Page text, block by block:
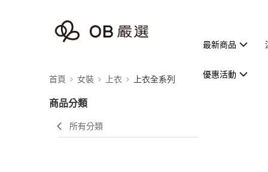
最新商品
優惠活動
首頁 女裝 上衣 上衣全系列
商品分類
所有分類